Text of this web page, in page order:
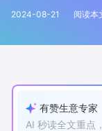
有赞说案例拆解
有赞春季发布会
2024-08-21 阅读本
有赞生意专家
AI 秒读全文重点